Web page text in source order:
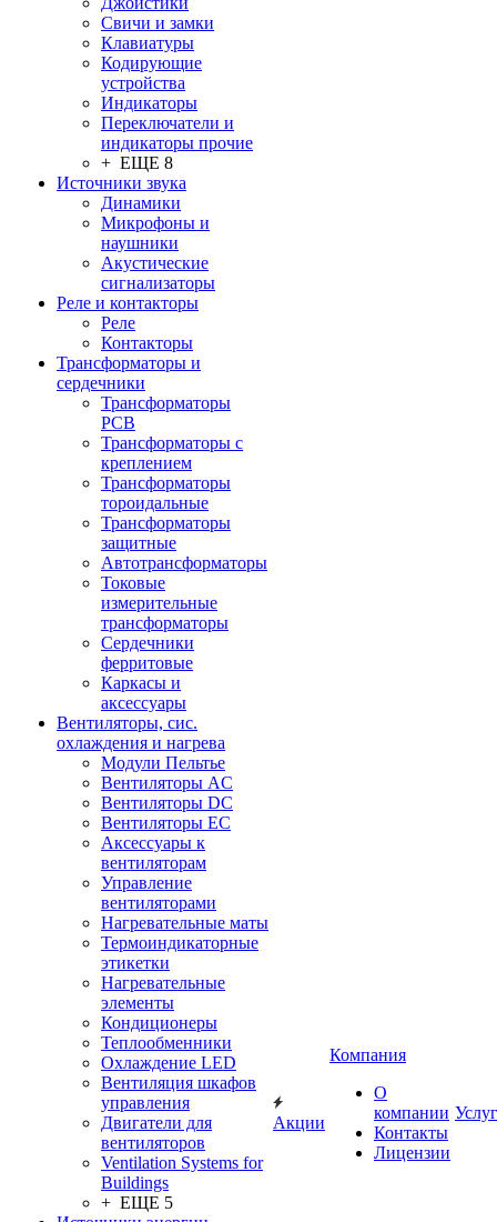
Свичи и замки
Клавиатуры
Кодирующие
устройства
Индикаторы
Переключатели и
индикаторы прочие
+ ЕЩЕ 8
Источники звука
Динамики
Микрофоны и
наушники
Акустические
сигнализаторы
Реле и контакторы
Реле
Контакторы
Трансформаторы и
сердечники
Трансформаторы
PCB
Трансформаторы с
креплением
Трансформаторы
тороидальные
Трансформаторы
защитные
Автотрансформаторы
Токовые
измерительные
трансформаторы
Сердечники
ферритовые
Каркасы и
аксессуары
Вентиляторы, сис.
охлаждения и нагрева
Модули Пельтье
Вентиляторы AC
Вентиляторы DC
Вентиляторы EC
Аксессуары к
вентиляторам
Управление
вентиляторами
Нагревательные маты
Термоиндикаторные
этикетки
Нагревательные
элементы
Кондиционеры
Теплообменники
Охлаждение LED
Вентиляция шкафов
управления
Двигатели для
вентиляторов
Ventilation Systems for
Buildings
+ ЕЩЕ 5
Акции
Компания
О
компании
Контакты
Лицензии